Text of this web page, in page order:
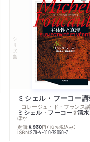
シリーズ・全集
ミシェル・フーコー著清
ほか
定価:6,930円 （10％税込み）
ISBN:978-4-480-79050-7